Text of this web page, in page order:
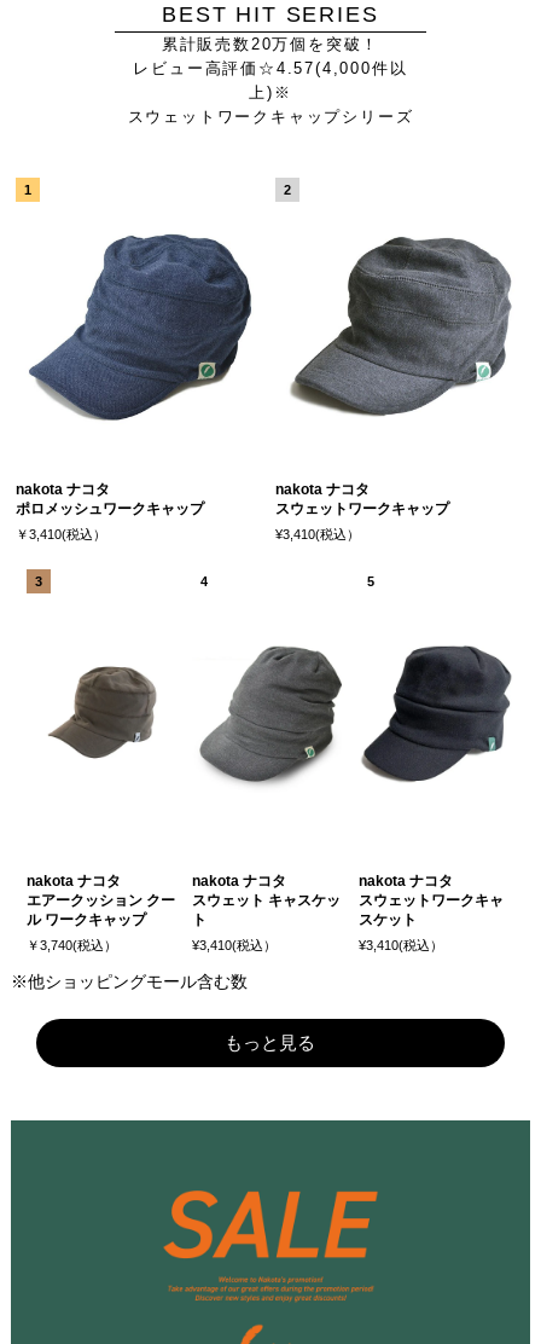
BEST HIT SERIES
累計販売数20万個を突破！
レビュー高評価☆4.57(4,000件以
上)※
スウェットワークキャップシリーズ
nakota ナコタ
ポロメッシュワークキャップ
￥3,410(税込）
nakota ナコタ
スウェットワークキャップ
¥3,410(税込）
nakota ナコタ
エアークッション クー
ル ワークキャップ
￥3,740(税込）
nakota ナコタ
スウェット キャスケッ
ト
¥3,410(税込）
nakota ナコタ
スウェットワークキャ
スケット
¥3,410(税込）
※他ショッピングモール含む数
もっと見る